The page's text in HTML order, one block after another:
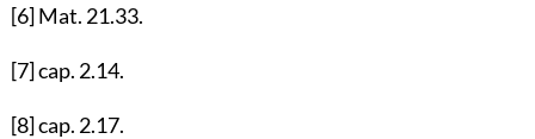
[6]Mat. 21.33.
[7]cap. 2.14.
[8]cap. 2.17.